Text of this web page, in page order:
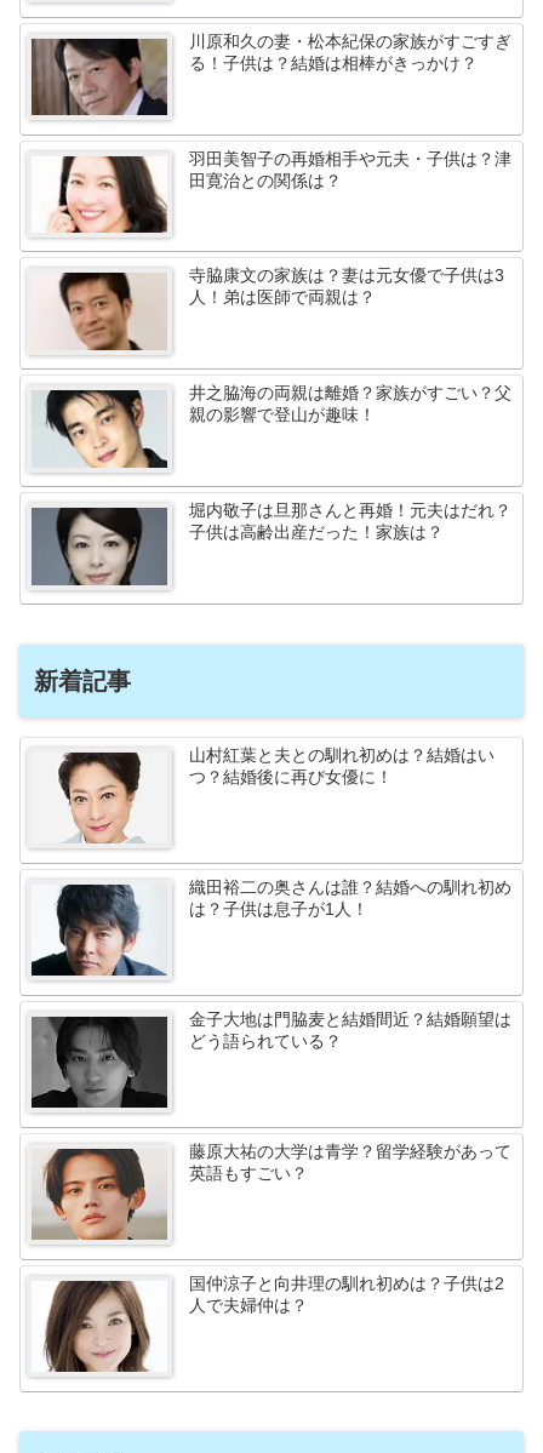
川原和久の妻・松本紀保の家族がすごすぎ
る！子供は？結婚は相棒がきっかけ？
羽田美智子の再婚相手や元夫・子供は？津
田寛治との関係は？
寺脇康文の家族は？妻は元女優で子供は3
人！弟は医師で両親は？
井之脇海の両親は離婚？家族がすごい？父
親の影響で登山が趣味！
堀内敬子は旦那さんと再婚！元夫はだれ？
子供は高齢出産だった！家族は？
新着記事
山村紅葉と夫との馴れ初めは？結婚はい
つ？結婚後に再び女優に！
織田裕二の奥さんは誰？結婚への馴れ初め
は？子供は息子が1人！
金子大地は門脇麦と結婚間近？結婚願望は
どう語られている？
藤原大祐の大学は青学？留学経験があって
英語もすごい？
国仲涼子と向井理の馴れ初めは？子供は2
人で夫婦仲は？